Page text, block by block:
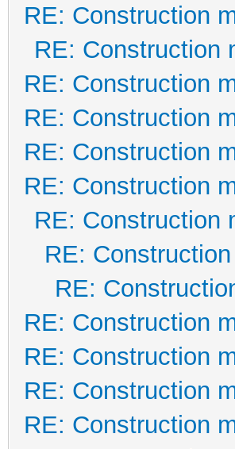
RE: Construction
RE: Construction
RE: Construction
RE: Construction
RE: Construction
RE: Construction
RE: Construction
RE:
RE:
RE: Construction
RE: Construction
RE: Construction
RE: Construction